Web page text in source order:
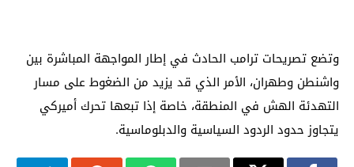
وتضع تصريحات ترامب الحادث في إطار المواجهة المباشرة بين
واشنطن وطهران، الأمر الذي قد يزيد من الضغوط على مسار
التهدئة الهش في المنطقة، خاصة إذا تبعها تحرك أميركي
يتجاوز حدود الردود السياسية والدبلوماسية.